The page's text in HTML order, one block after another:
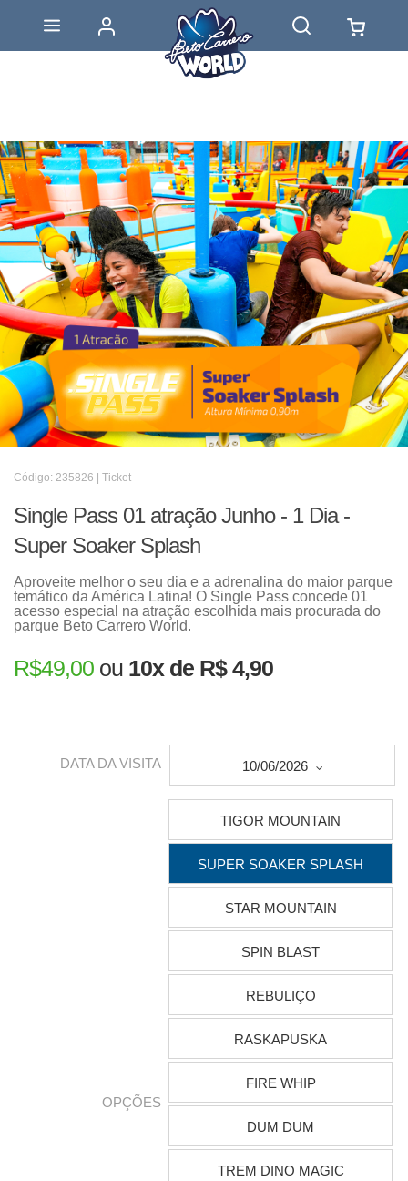
Código: 235826 | Ticket
Single Pass 01 atração Junho - 1 Dia -
Super Soaker Splash
Aproveite melhor o seu dia e a adrenalina do maior parque
temático da América Latina! O Single Pass concede 01
acesso especial na atração escolhida mais procurada do
parque Beto Carrero World.
R$49,00 ou 10x de R$ 4,90
DATA DA VISITA 10/06/2026
OPÇÕES
TIGOR MOUNTAIN
SUPER SOAKER SPLASH
STAR MOUNTAIN
SPIN BLAST
REBULIÇO
RASKAPUSKA
FIRE WHIP
DUM DUM
TREM DINO MAGIC